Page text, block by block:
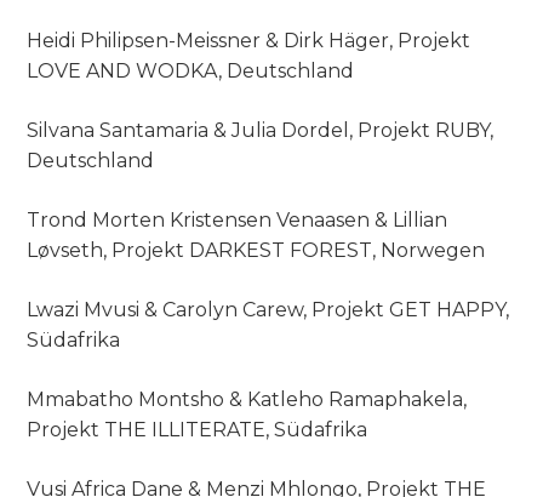
Heidi Philipsen-Meissner & Dirk Häger, Projekt
LOVE AND WODKA, Deutschland
Silvana Santamaria & Julia Dordel, Projekt RUBY,
Deutschland
Trond Morten Kristensen Venaasen & Lillian
Løvseth, Projekt DARKEST FOREST, Norwegen
Lwazi Mvusi & Carolyn Carew, Projekt GET HAPPY,
Südafrika
Mmabatho Montsho & Katleho Ramaphakela,
Projekt THE ILLITERATE, Südafrika
Vusi Africa Dane & Menzi Mhlongo, Projekt THE